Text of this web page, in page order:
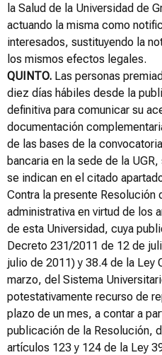
la Salud de la Universidad de
actuando la misma como
interesados, sustituyendo la
los mismos efectos legales.
QUINTO. Las personas
diez días hábiles desde la
definitiva para comunicar su
documentación
de las bases de la
bancaria en la sede de la
se indican en el citado
Contra la presente Resolución
administrativa en virtud de los
de esta Universidad, cuya
Decreto 231/2011 de 12 de
julio de 2011) y 38.4 de la Ley
marzo, del Sistema
potestativamente recurso de
plazo de un mes, a contar a
publicación de la Resolución,
artículos 123 y 124 de la Ley